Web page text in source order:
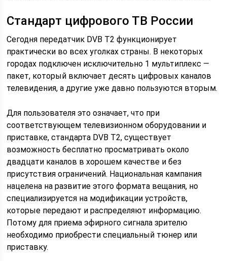
Стандарт цифрового ТВ России
Сегодня передатчик DVB T2 функционирует
практически во всех уголках страны. В некоторых
городах подключен исключительно 1 мультиплекс —
пакет, который включает десять цифровых каналов
телевидения, а другие уже давно пользуются вторым.
Для пользователя это означает, что при
соответствующем телевизионном оборудовании и
приставке, стандарта DVB T2, существует
возможность бесплатно просматривать около
двадцати каналов в хорошем качестве и без
присутствия ограничений. Национальная кампания
нацелена на развитие этого формата вещания, но
специализируется на модификации устройств,
которые передают и распределяют информацию.
Потому для приема эфирного сигнала зрителю
необходимо приобрести специальный тюнер или
приставку.